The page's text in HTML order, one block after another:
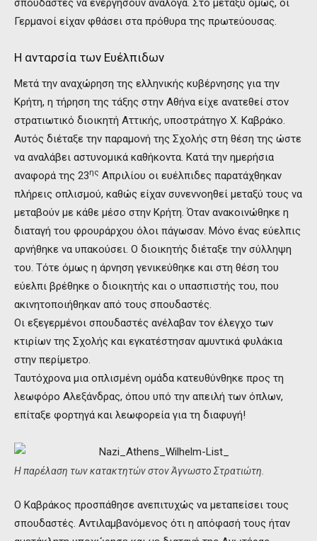
Γερμανοί είχαν φθάσει στα πρόθυρα της πρωτεύουσας.
Η ανταρσία των Ευέλπιδων
Μετά την αναχώρηση της ελληνικής κυβέρνησης για την
Κρήτη, η τήρηση της τάξης στην Αθήνα είχε ανατεθεί στον
στρατιωτικό διοικητή Αττικής, υποστράτηγο Χ. Καβράκο.
Αυτός διέταξε την παραμονή της Σχολής στη θέση της ώστε
να αναλάβει αστυνομικά καθήκοντα. Κατά την ημερήσια
αναφορά της 23ης Απριλίου οι ευέλπιδες παρατάχθηκαν
πλήρεις οπλισμού, καθώς είχαν συνεννοηθεί μεταξύ τους να
μεταβούν με κάθε μέσο στην Κρήτη. Όταν ανακοινώθηκε η
διαταγή του φρουράρχου όλοι πάγωσαν. Μόνο ένας εύελπις
αρνήθηκε να υπακούσει. Ο διοικητής διέταξε την σύλληψη
του. Τότε όμως η άρνηση γενικεύθηκε και στη θέση του
εύελπι βρέθηκε ο διοικητής και ο υπασπιστής του, που
ακινητοποιήθηκαν από τους σπουδαστές.
Οι εξεγερμένοι σπουδαστές ανέλαβαν τον έλεγχο των
κτιρίων της Σχολής και εγκατέστησαν αμυντικά φυλάκια
στην περίμετρο.
Ταυτόχρονα μια οπλισμένη ομάδα κατευθύνθηκε προς τη
λεωφόρο Αλεξάνδρας, όπου υπό την απειλή των όπλων,
επίταξε φορτηγά και λεωφορεία για τη διαφυγή!
Η παρέλαση των κατακτητών στον Άγνωστο Στρατιώτη.
Ο Καβράκος προσπάθησε ανεπιτυχώς να μεταπείσει τους
σπουδαστές. Αντιλαμβανόμενος ότι η απόφασή τους ήταν